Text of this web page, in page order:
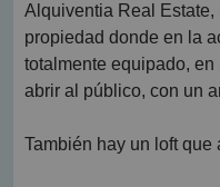
Alquiventia Real Estate, les presenta esta fabulosa
propiedad donde en la
totalmente equipado,
abrir al público, con un
También hay un loft que